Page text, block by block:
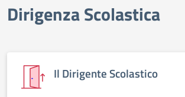
elenco degli organi
Dirigenza Scolastica
Il Dirigente Scolastico